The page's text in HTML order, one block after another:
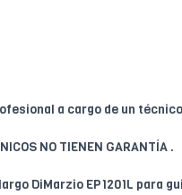
a cargo de un
NO TIENEN GARANTÍA .
DiMarzio EP1201L para